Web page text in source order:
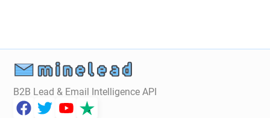
B2B Lead & Email Intelligence API